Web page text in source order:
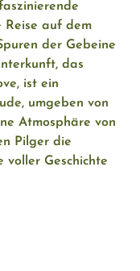
Reise auf dem
der Gebeine
das
ist ein
umgeben von
Atmosphäre von
Pilger die
voller Geschichte